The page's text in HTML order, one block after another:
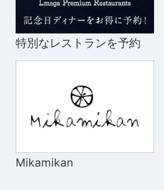
特別なレストランを予約
Mikamikan